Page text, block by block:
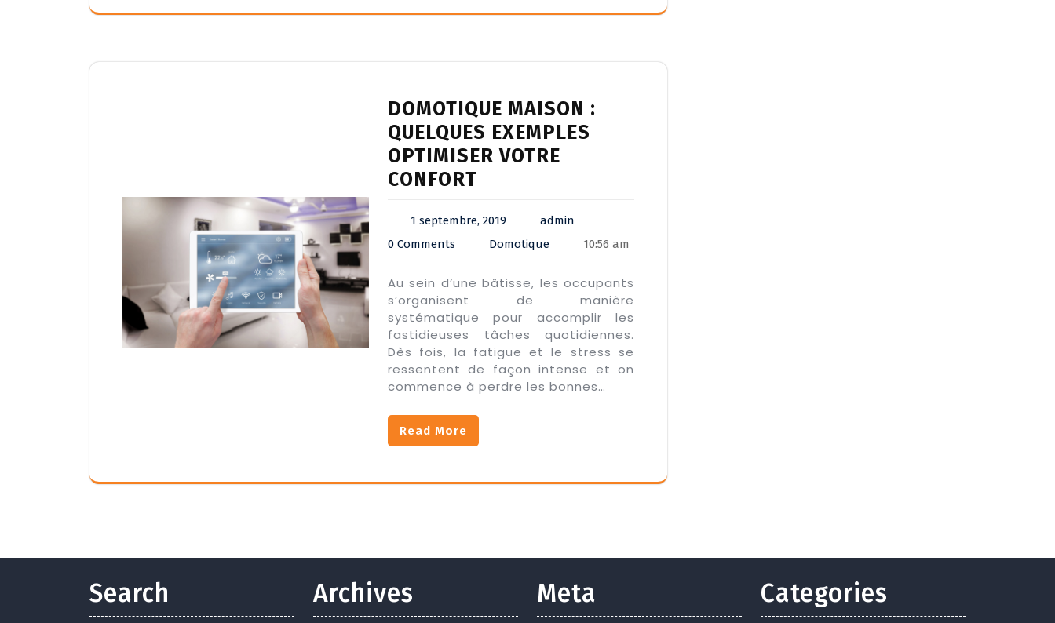
DOMOTIQUE MAISON :
QUELQUES EXEMPLES
OPTIMISER VOTRE
CONFORT
1 septembre, 2019
admin
0 Comments
Domotique 10:56 am
Au sein d’une bâtisse, les occupants
s’organisent de manière
systématique pour accomplir les
fastidieuses tâches quotidiennes.
Dès fois, la fatigue et le stress se
ressentent de façon intense et on
commence à perdre les bonnes…
Read More
Search Archives Meta Categories